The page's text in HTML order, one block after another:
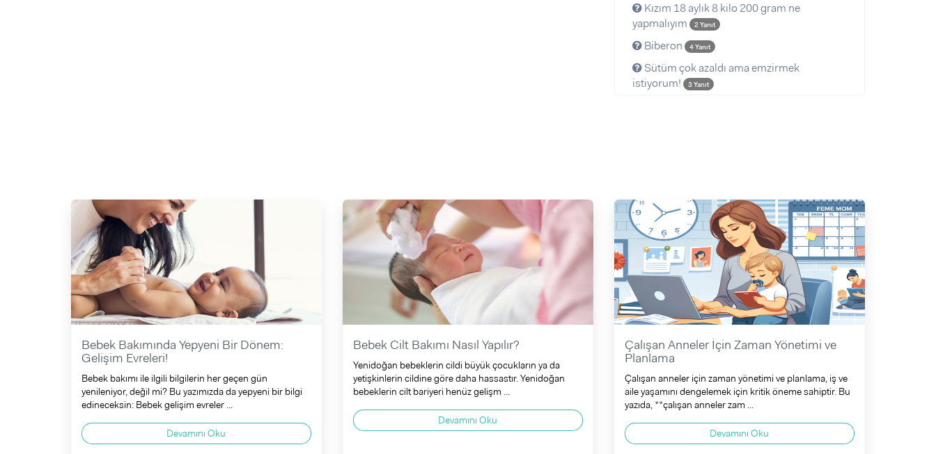
Kızım 18 aylık 8 kilo 200 gram ne
yapmalıyım
2 Yanıt
Biberon 4 Yanıt
Sütüm çok azaldı ama emzirmek
istiyorum!
3 Yanıt
Bebek Bakımında Yepyeni Bir Dönem:
Gelişim Evreleri!
Bebek bakımı ile ilgili bilgilerin her geçen gün
yenileniyor, değil mi? Bu yazımızda da yepyeni bir bilgi
edineceksin: Bebek gelişim evreler ...
Devamını Oku
Bebek Cilt Bakımı Nasıl Yapılır?
Yenidoğan bebeklerin cildi büyük çocukların ya da
yetişkinlerin cildine göre daha hassastır. Yenidoğan
bebeklerin cilt bariyeri henüz gelişm ...
Devamını Oku
Çalışan Anneler İçin Zaman Yönetimi ve
Planlama
Çalışan anneler için zaman yönetimi ve planlama, iş ve
aile yaşamını dengelemek için kritik öneme sahiptir. Bu
yazıda, **çalışan anneler zam ...
Devamını Oku